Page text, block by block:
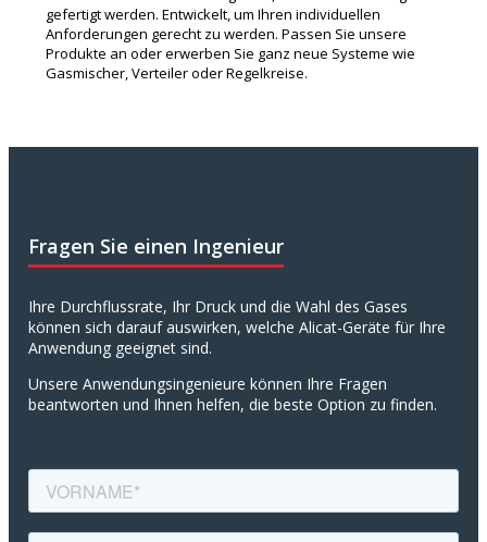
gefertigt werden. Entwickelt, um Ihren individuellen
Anforderungen gerecht zu werden. Passen Sie unsere
Produkte an oder erwerben Sie ganz neue Systeme wie
Gasmischer, Verteiler oder Regelkreise.
Fragen Sie einen Ingenieur
Ihre Durchflussrate, Ihr Druck und die Wahl des Gases
können sich darauf auswirken, welche Alicat-Geräte für Ihre
Anwendung geeignet sind.
Unsere Anwendungsingenieure können Ihre Fragen
beantworten und Ihnen helfen, die beste Option zu finden.